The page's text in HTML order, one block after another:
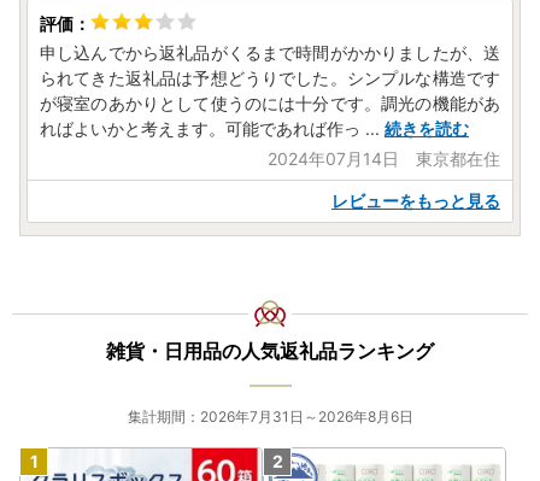
申し込んでから返礼品がくるまで時間がかかりましたが、送
られてきた返礼品は予想どうりでした。シンプルな構造です
が寝室のあかりとして使うのには十分です。調光の機能があ
ればよいかと考えます。可能であれば作っ ... 続きを読む
2024年07月14日 東京都在住
レビューをもっと見る
雑貨・日用品の人気返礼品ランキング
集計期間：2026年7月31日～2026年8月6日